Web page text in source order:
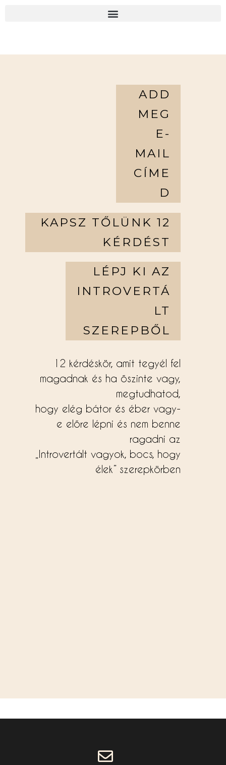
ADD
MEG
E-
MAIL
CÍME
D
KAPSZ TŐLÜNK 12
KÉRDÉST
LÉPJ KI AZ
INTROVERTÁ
LT
SZEREPBŐL
12 kérdéskör, amit tegyél fel
magadnak és ha őszinte vagy,
megtudhatod,
hogy elég bátor és éber vagy-
e előre lépni és nem benne
ragadni az
„Introvertált vagyok, bocs, hogy
élek” szerepkörben